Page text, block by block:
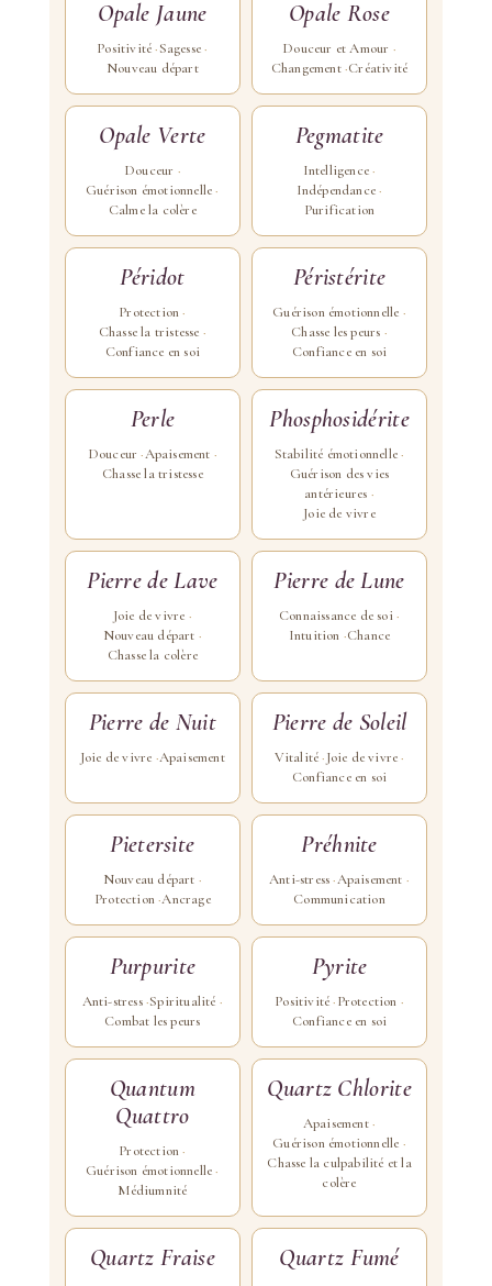
Opale Jaune
Positivité Sagesse
Nouveau départ
Opale Rose
Douceur et Amour
Changement Créativité
Opale Verte
Douceur
Guérison émotionnelle
Calme la colère
Pegmatite
Intelligence
Indépendance
Purification
Péridot
Protection
Chasse la tristesse
Confiance en soi
Péristérite
Guérison émotionnelle
Chasse les peurs
Confiance en soi
Perle
Douceur Apaisement
Chasse la tristesse
Phosphosidérite
Stabilité émotionnelle
Guérison des vies
antérieures
Joie de vivre
Pierre de Lave
Joie de vivre
Nouveau départ
Chasse la colère
Pierre de Lune
Connaissance de soi
Intuition Chance
Pierre de Nuit
Joie de vivre Apaisement
Pierre de Soleil
Vitalité Joie de vivre
Confiance en soi
Pietersite
Nouveau départ
Protection Ancrage
Préhnite
Anti-stress Apaisement
Communication
Purpurite
Anti-stress Spiritualité
Combat les peurs
Pyrite
Positivité Protection
Confiance en soi
Quantum
Quattro
Protection
Guérison émotionnelle
Médiumnité
Quartz Chlorite
Apaisement
Guérison émotionnelle
Chasse la culpabilité et la
colère
Quartz Fraise Quartz Fumé